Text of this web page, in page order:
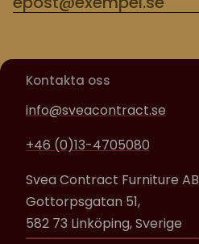
Kontakta oss
info@sveacontract.se
+46 (0)13-4705080
Svea Contract Furniture AB
Gottorpsgatan 51,
582 73 Linköping, Sverige